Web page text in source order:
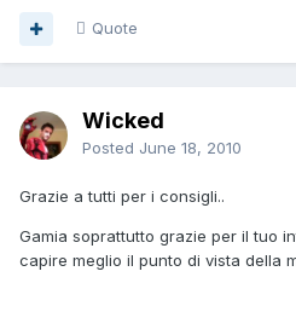
Quote
Wicked
Posted June 18, 2010
Grazie a tutti per i consigli..
Gamia soprattutto grazie per il tuo
capire meglio il punto di vista della